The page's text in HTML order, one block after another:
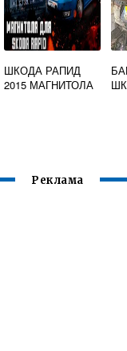
ШКОДА РАПИД
2015 МАГНИТОЛА
Реклама